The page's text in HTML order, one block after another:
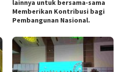
lainnya untuk bersama-sama
Memberikan Kontribusi bagi
Pembangunan Nasional.